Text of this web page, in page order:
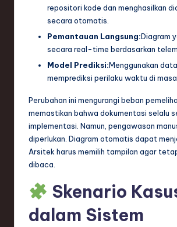
repositori kode dan menghasilkan
secara otomatis.
Pemantauan Langsung:Diagram
secara real-time berdasarkan
Model Prediksi:Menggunakan
memprediksi perilaku waktu di masa
Perubahan ini mengurangi beban
memastikan bahwa dokumentasi selalu
implementasi. Namun, pengawasan
diperlukan. Diagram otomatis dapat
Arsitek harus memilih tampilan agar
dibaca.
Skenario
dalam Sistem